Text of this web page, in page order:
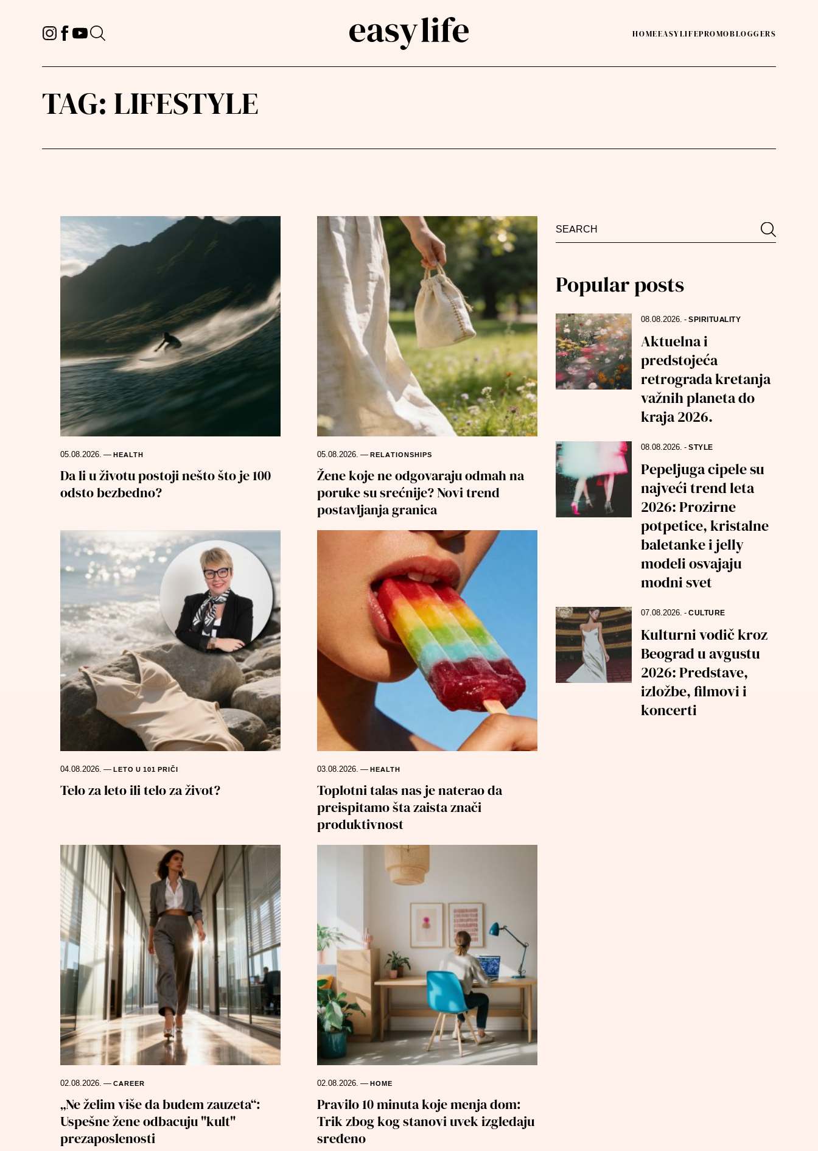
HOMEEASYLIFEPROMOBLOGGERS
TAG: LIFESTYLE
05.08.2026. — HEALTH
Da li u životu postoji nešto što je 100
odsto bezbedno?
05.08.2026. — RELATIONSHIPS
Žene koje ne odgovaraju odmah na
poruke su srećnije? Novi trend
postavljanja granica
04.08.2026. — LETO U 101 PRIČI
Telo za leto ili telo za život?
03.08.2026. — HEALTH
Toplotni talas nas je naterao da
preispitamo šta zaista znači
produktivnost
02.08.2026. — CAREER
„Ne želim više da budem zauzeta“:
Uspešne žene odbacuju "kult"
prezaposlenosti
02.08.2026. — HOME
Pravilo 10 minuta koje menja dom:
Trik zbog kog stanovi uvek izgledaju
sređeno
Search
Search
Popular posts
08.08.2026.-SPIRITUALITY
Aktuelna i
predstojeća
retrograda kretanja
važnih planeta do
kraja 2026.
08.08.2026.-STYLE
Pepeljuga cipele su
najveći trend leta
2026: Prozirne
potpetice, kristalne
baletanke i jelly
modeli osvajaju
modni svet
07.08.2026.-CULTURE
Kulturni vodič kroz
Beograd u avgustu
2026: Predstave,
izložbe, filmovi i
koncerti